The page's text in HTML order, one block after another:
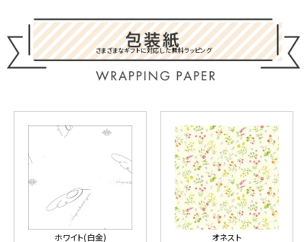
さまざまなギフトに対応した無料ラッピング
ホワイト(白金) オネスト